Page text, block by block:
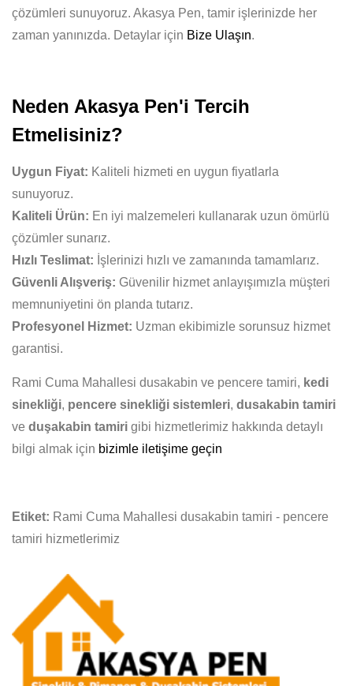
çözümleri sunuyoruz. Akasya Pen, tamir işlerinizde her
zaman yanınızda. Detaylar için Bize Ulaşın.
Neden Akasya Pen'i Tercih
Etmelisiniz?
Uygun Fiyat: Kaliteli hizmeti en uygun fiyatlarla
sunuyoruz.
Kaliteli Ürün: En iyi malzemeleri kullanarak uzun ömürlü
çözümler sunarız.
Hızlı Teslimat: İşlerinizi hızlı ve zamanında tamamlarız.
Güvenli Alışveriş: Güvenilir hizmet anlayışımızla müşteri
memnuniyetini ön planda tutarız.
Profesyonel Hizmet: Uzman ekibimizle sorunsuz hizmet
garantisi.
Rami Cuma Mahallesi dusakabin ve pencere tamiri, kedi
sinekliği, pencere sinekliği sistemleri, dusakabin tamiri
ve duşakabin tamiri gibi hizmetlerimiz hakkında detaylı
bilgi almak için bizimle iletişime geçin
Etiket: Rami Cuma Mahallesi dusakabin tamiri - pencere
tamiri hizmetlerimiz